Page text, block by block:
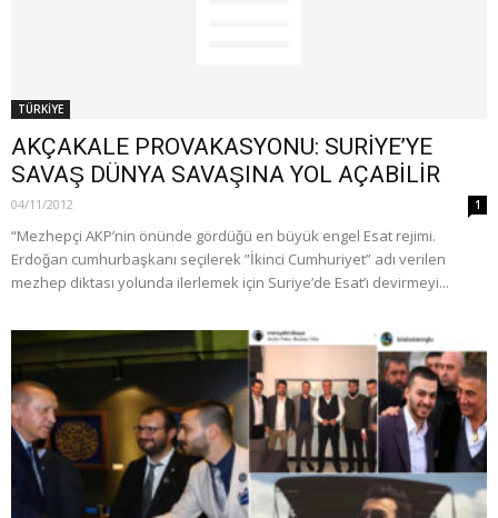
TÜRKİYE
AKÇAKALE PROVAKASYONU: SURİYE’YE
SAVAŞ DÜNYA SAVAŞINA YOL AÇABİLİR
04/11/2012 1
“Mezhepçi AKP’nin önünde gördüğü en büyük engel Esat rejimi.
Erdoğan cumhurbaşkanı seçilerek ”İkinci Cumhuriyet” adı verilen
mezhep diktası yolunda ilerlemek için Suriye’de Esat’ı devirmeyi...